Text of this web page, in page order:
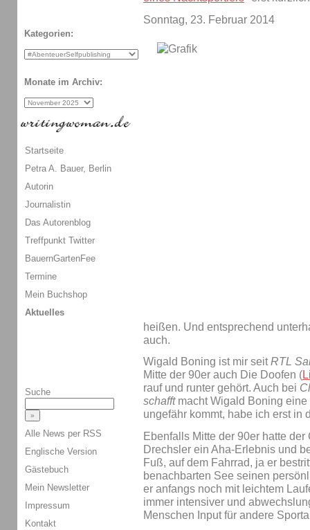
Sonntag, 23. Februar 2014
heißen. Und entsprechend
auch.
Wigald Boning ist mir seitRTL
Mitte der 90er auch Die Doofen (
rauf und runter gehört. Auch bei
schafftmacht Wigald Boning eine
ungefähr kommt, habe ich erst in
Ebenfalls Mitte der 90er hatte
Drechsler ein Aha-Erlebnis und
Fuß, auf dem Fahrrad, ja er
benachbarten See seinen
er anfangs noch mit leichtem
immer intensiver und
Menschen Input für andere
Kategorien:
Monate im Archiv:
Startseite
Petra A. Bauer, Berlin
Autorin
Journalistin
Das Autorenblog
Treffpunkt Twitter
BauernGartenFee
Termine
Mein Buchshop
Aktuelles
Suche
Alle News per RSS
Englische Version
Gästebuch
Mein Newsletter
Impressum
Kontakt